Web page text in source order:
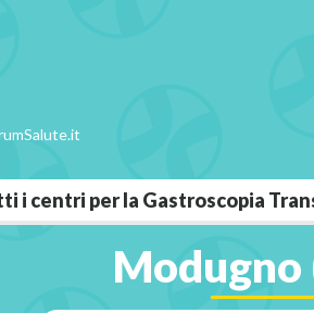
i centri per la Gastroscopia
Modugno